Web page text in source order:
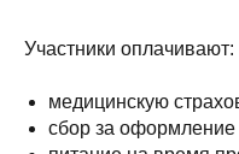
Участники оплачивают:
медицинскую
сбор за оформление